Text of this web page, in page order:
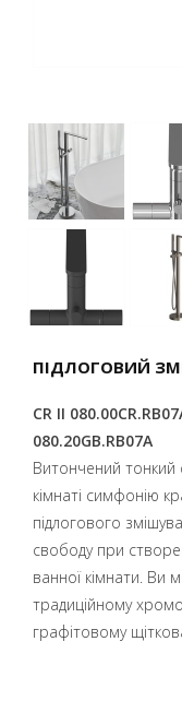
ПІДЛОГОВИЙ
CR II
080.20GB.RB07A
Витончений тонкий
кімнаті симфонію
підлогового
свободу при
ванної кімнати. Ви
традиційному
графітовому